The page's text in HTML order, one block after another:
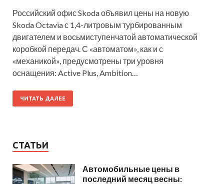
Российский офис Skoda объявил цены на новую
Skoda Octavia с 1,4-литровым турбированным
двигателем и восьмиступенчатой автоматической
коробкой передач. С «автоматом», как и с
«механикой», предусмотрены три уровня
оснащения: Active Plus, Ambition…
ЧИТАТЬ ДАЛЕЕ
СТАТЬИ
Автомобильные цены в
последний месяц весны: